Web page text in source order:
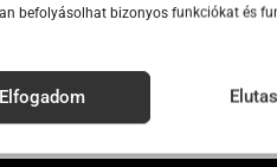
befolyásolhat bizonyos funkciókat és
Elfogadom
A